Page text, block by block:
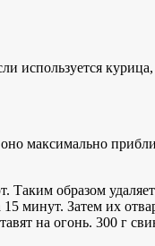
используется
максимально
Таким образом
минут. Затем их
на огонь. 300 г